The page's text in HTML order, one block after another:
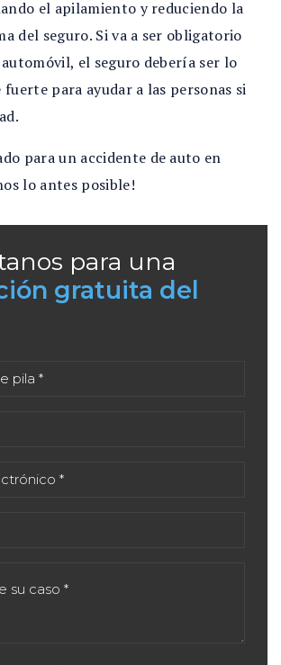
el apilamiento y reduciendo la
del seguro. Si va a ser obligatorio
el seguro debería ser lo
para ayudar a las personas si
para un accidente de auto en
lo antes posible!
para una
gratuita del